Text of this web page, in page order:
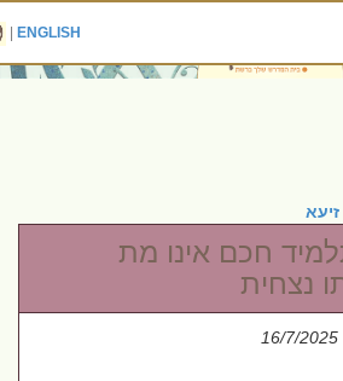
ENGLISH
|
חכם אינו מת
נצחית